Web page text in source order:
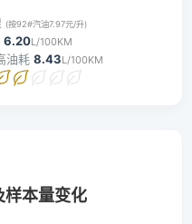
(按92#汽油7.97元/升)
6.20L/100KM
油耗 8.43L/100KM